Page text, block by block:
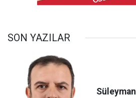
SON YAZILAR
Süleyman